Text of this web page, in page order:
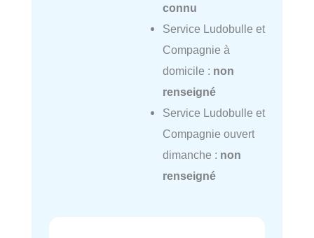
connu
Service Ludobulle et
Compagnie à
domicile : non
renseigné
Service Ludobulle et
Compagnie ouvert
dimanche : non
renseigné